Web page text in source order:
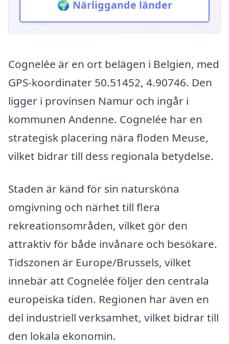
🌍 Närliggande länder
Cognelée är en ort belägen i Belgien, med
GPS-koordinater 50.51452, 4.90746. Den
ligger i provinsen Namur och ingår i
kommunen Andenne. Cognelée har en
strategisk placering nära floden Meuse,
vilket bidrar till dess regionala betydelse.
Staden är känd för sin natursköna
omgivning och närhet till flera
rekreationsområden, vilket gör den
attraktiv för både invånare och besökare.
Tidszonen är Europe/Brussels, vilket
innebär att Cognelée följer den centrala
europeiska tiden. Regionen har även en
del industriell verksamhet, vilket bidrar till
den lokala ekonomin.